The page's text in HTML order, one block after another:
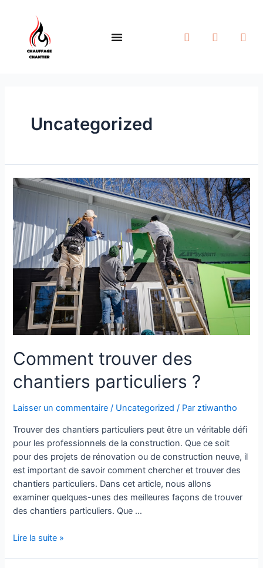
Uncategorized
Comment trouver des
chantiers particuliers ?
Laisser un commentaire / Uncategorized / Parztiwantho
Trouver des chantiers particuliers peut être un véritable défi
pour les professionnels de la construction. Que ce soit
pour des projets de rénovation ou de construction neuve, il
est important de savoir comment chercher et trouver des
chantiers particuliers. Dans cet article, nous allons
examiner quelques-unes des meilleures façons de trouver
des chantiers particuliers. Que …
Lire la suite »